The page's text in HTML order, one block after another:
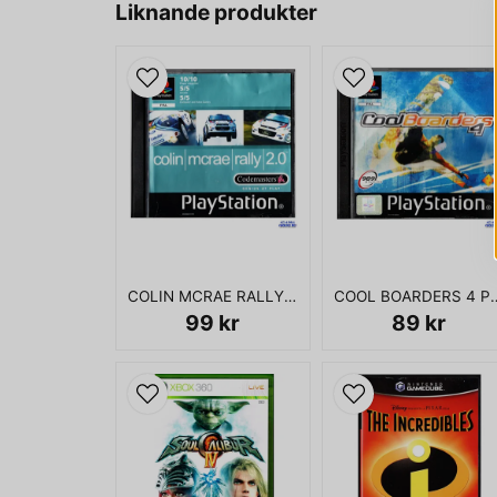
Liknande produkter
COLIN MCRAE RALLY 2.0 PS1
99 kr
COOL
89 kr